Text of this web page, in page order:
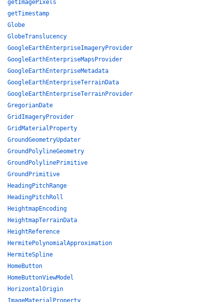
getImagePixels
getTimestamp
Globe
GlobeTranslucency
GoogleEarthEnterpriseImageryProvider
GoogleEarthEnterpriseMapsProvider
GoogleEarthEnterpriseMetadata
GoogleEarthEnterpriseTerrainData
GoogleEarthEnterpriseTerrainProvider
GregorianDate
GridImageryProvider
GridMaterialProperty
GroundGeometryUpdater
GroundPolylineGeometry
GroundPolylinePrimitive
GroundPrimitive
HeadingPitchRange
HeadingPitchRoll
HeightmapEncoding
HeightmapTerrainData
HeightReference
HermitePolynomialApproximation
HermiteSpline
HomeButton
HomeButtonViewModel
HorizontalOrigin
ImageMaterialProperty